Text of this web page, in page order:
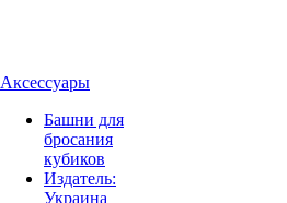
Аксессуары
Башни для
бросания
кубиков
Издатель:
Украина